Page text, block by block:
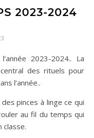
2023-2024
des rituels pour
l’année..
pinces à linge ce qui
au fil du temps qui
classe.